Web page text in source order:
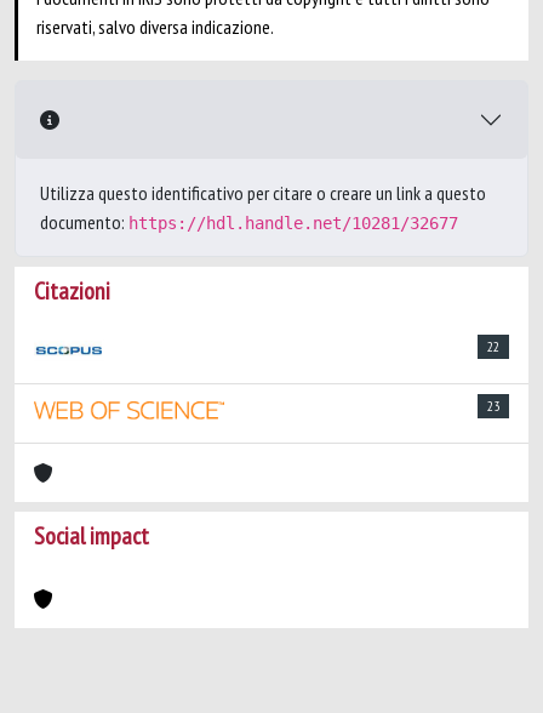
riservati, salvo diversa indicazione.
Utilizza questo identificativo per citare o creare un link a questo
documento: https://hdl.handle.net/10281/32677
Citazioni
22
23
Social impact